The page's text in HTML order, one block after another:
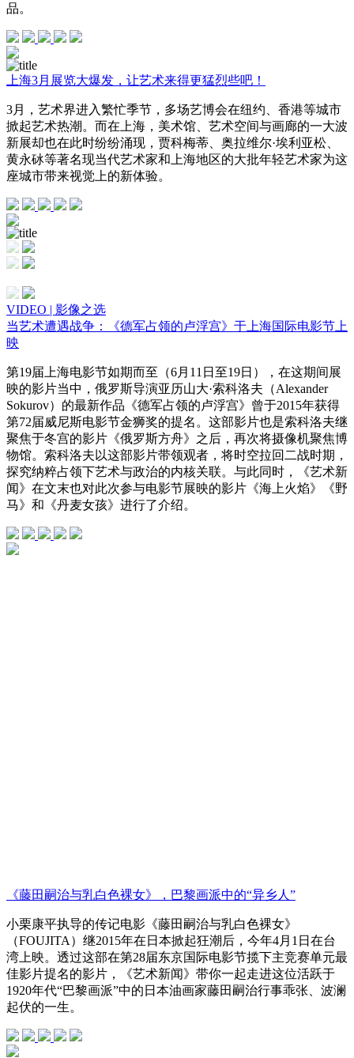
品。
上海3月展览大爆发，让艺术来得更猛烈些吧！
3月，艺术界进入繁忙季节，多场艺博会在纽约、香港等城市
掀起艺术热潮。而在上海，美术馆、艺术空间与画廊的一大波
新展却也在此时纷纷涌现，贾科梅蒂、奥拉维尔·埃利亚松、
黄永砅等著名现当代艺术家和上海地区的大批年轻艺术家为这
座城市带来视觉上的新体验。
VIDEO | 影像之选
当艺术遭遇战争：《德军占领的卢浮宫》于上海国际电影节上
映
第19届上海电影节如期而至（6月11日至19日），在这期间展
映的影片当中，俄罗斯导演亚历山大·索科洛夫（Alexander
Sokurov）的最新作品《德军占领的卢浮宫》曾于2015年获得
第72届威尼斯电影节金狮奖的提名。这部影片也是索科洛夫继
聚焦于冬宫的影片《俄罗斯方舟》之后，再次将摄像机聚焦博
物馆。索科洛夫以这部影片带领观者，将时空拉回二战时期，
探究纳粹占领下艺术与政治的内核关联。与此同时，《艺术新
闻》在文末也对此次参与电影节展映的影片《海上火焰》《野
马》和《丹麦女孩》进行了介绍。
《藤田嗣治与乳白色裸女》，巴黎画派中的“异乡人”
小栗康平执导的传记电影《藤田嗣治与乳白色裸女》
（FOUJITA）继2015年在日本掀起狂潮后，今年4月1日在台
湾上映。透过这部在第28届东京国际电影节揽下主竞赛单元最
佳影片提名的影片，《艺术新闻》带你一起走进这位活跃于
1920年代“巴黎画派”中的日本油画家藤田嗣治行事乖张、波澜
起伏的一生。